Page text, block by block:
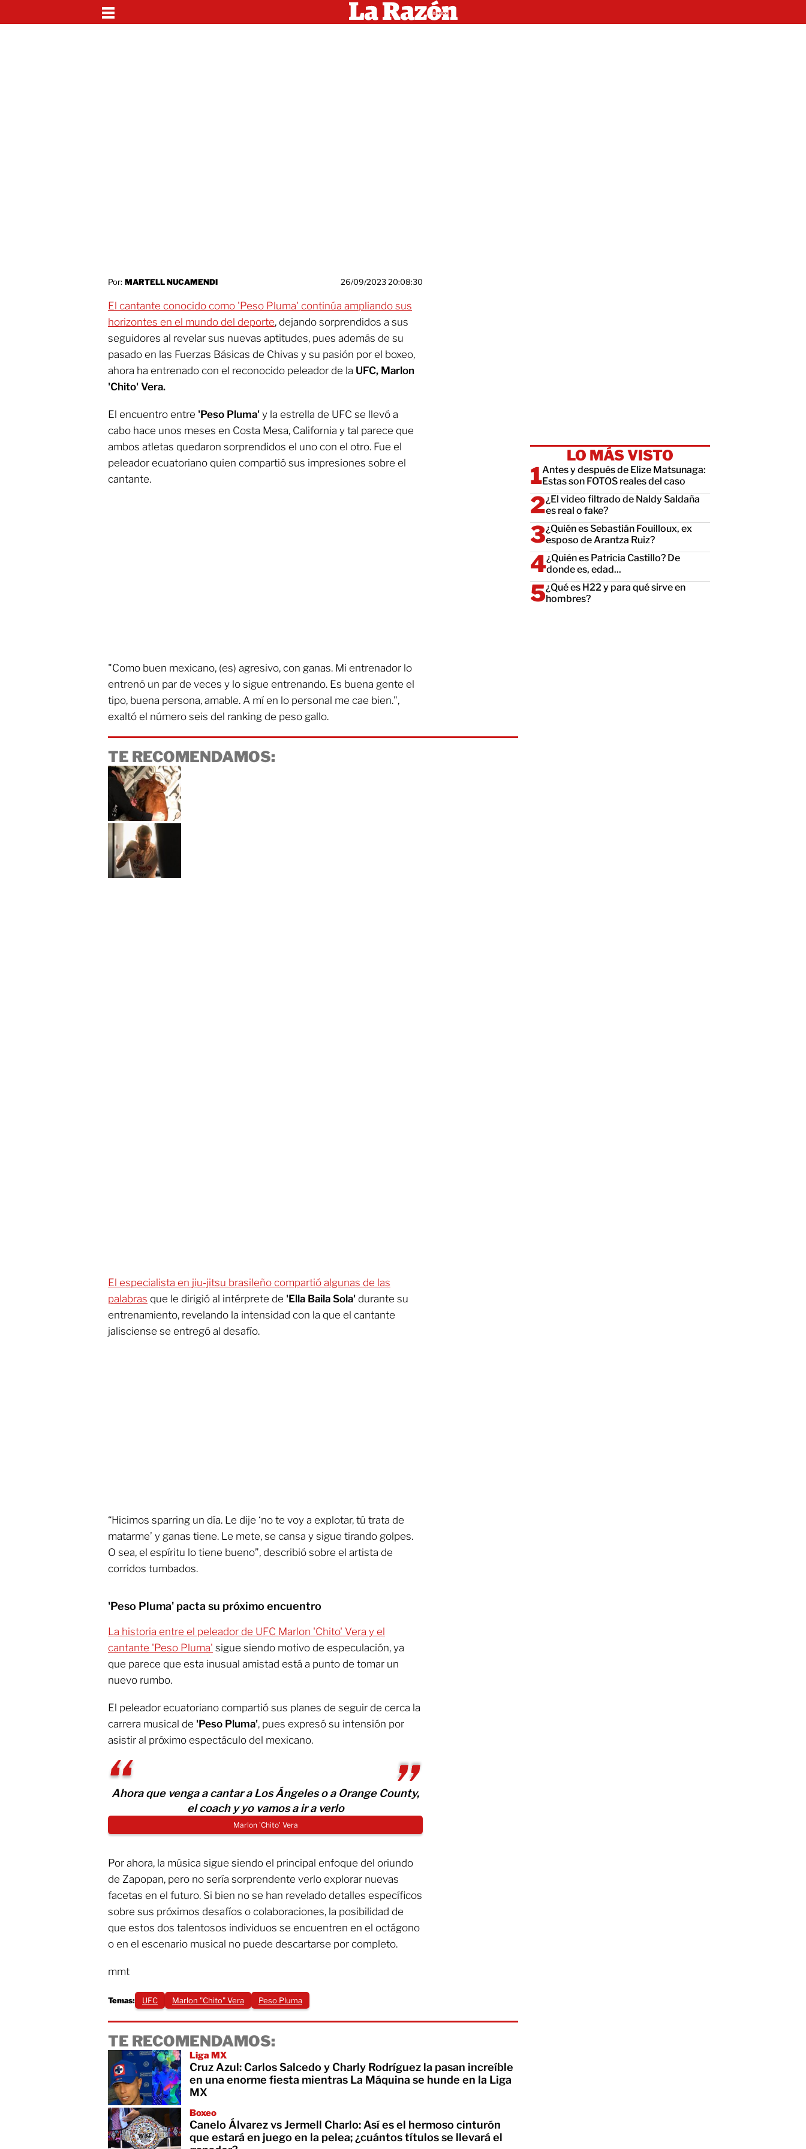
Por: MARTELL NUCAMENDI 26/09/2023 20:08:30
El cantante conocido como 'Peso Pluma' continúa ampliando sus
horizontes en el mundo del deporte, dejando sorprendidos a sus
seguidores al revelar sus nuevas aptitudes, pues además de su
pasado en las Fuerzas Básicas de Chivas y su pasión por el boxeo,
ahora ha entrenado con el reconocido peleador de la UFC, Marlon
'Chito' Vera.
El encuentro entre 'Peso Pluma' y la estrella de UFC se llevó a
cabo hace unos meses en Costa Mesa, California y tal parece que
ambos atletas quedaron sorprendidos el uno con el otro. Fue el
peleador ecuatoriano quien compartió sus impresiones sobre el
cantante.
"Como buen mexicano, (es) agresivo, con ganas. Mi entrenador lo
entrenó un par de veces y lo sigue entrenando. Es buena gente el
tipo, buena persona, amable. A mí en lo personal me cae bien.",
exaltó el número seis del ranking de peso gallo.
TE RECOMENDAMOS:
El especialista en jiu-jitsu brasileño compartió algunas de las
palabras que le dirigió al intérprete de 'Ella Baila Sola' durante su
entrenamiento, revelando la intensidad con la que el cantante
jalisciense se entregó al desafío.
“Hicimos sparring un día. Le dije ‘no te voy a explotar, tú trata de
matarme’ y ganas tiene. Le mete, se cansa y sigue tirando golpes.
O sea, el espíritu lo tiene bueno”, describió sobre el artista de
corridos tumbados.
'Peso Pluma' pacta su próximo encuentro
La historia entre el peleador de UFC Marlon 'Chito' Vera y el
cantante 'Peso Pluma' sigue siendo motivo de especulación, ya
que parece que esta inusual amistad está a punto de tomar un
nuevo rumbo.
El peleador ecuatoriano compartió sus planes de seguir de cerca la
carrera musical de 'Peso Pluma', pues expresó su intensión por
asistir al próximo espectáculo del mexicano.
Ahora que venga a cantar a Los Ángeles o a Orange County,
el coach y yo vamos a ir a verlo
Marlon 'Chito' Vera
Por ahora, la música sigue siendo el principal enfoque del oriundo
de Zapopan, pero no sería sorprendente verlo explorar nuevas
facetas en el futuro. Si bien no se han revelado detalles específicos
sobre sus próximos desafíos o colaboraciones, la posibilidad de
que estos dos talentosos individuos se encuentren en el octágono
o en el escenario musical no puede descartarse por completo.
mmt
Temas: UFC Marlon "Chito" Vera Peso Pluma
TE RECOMENDAMOS:
Liga MX
Cruz Azul: Carlos Salcedo y Charly Rodríguez la pasan increíble
en una enorme fiesta mientras La Máquina se hunde en la Liga
MX
Boxeo
Canelo Álvarez vs Jermell Charlo: Así es el hermoso cinturón
que estará en juego en la pelea; ¿cuántos títulos se llevará el
LO MÁS VISTO
Antes y después de Elize Matsunaga:
Estas son FOTOS reales del caso
¿El video filtrado de Naldy Saldaña
es real o fake?
¿Quién es Sebastián Fouilloux, ex
esposo de Arantza Ruiz?
¿Quién es Patricia Castillo? De
donde es, edad...
¿Qué es H22 y para qué sirve en
hombres?